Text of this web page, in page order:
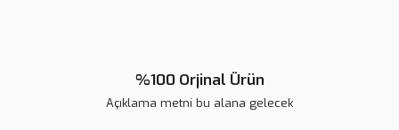
%100 Orjinal Ürün
Açıklama metni bu alana gelecek